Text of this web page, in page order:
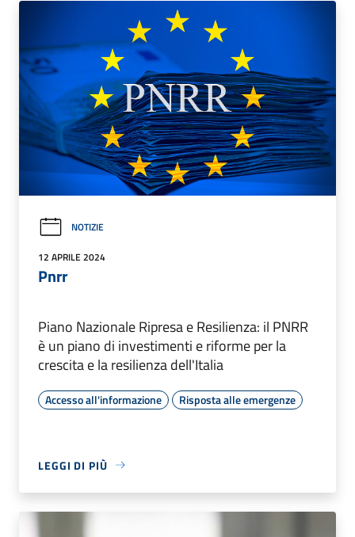
NOTIZIE
12 APRILE 2024
Pnrr
Piano Nazionale Ripresa e Resilienza: il PNRR
è un piano di investimenti e riforme per la
crescita e la resilienza dell'Italia
Accesso all'informazione Risposta alle emergenze
LEGGI DI PIÙ